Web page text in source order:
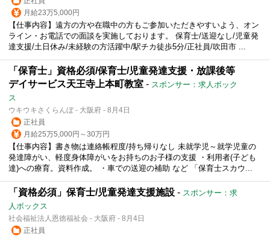
月給23万5,000円
【仕事内容】遠方の方や在職中の方もご参加いただきやすいよう、オン
ライン・お電話での面談を実施しております。 保育士/送迎なし/児童発
達支援/土日休み/未経験の方活躍中/駅チカ徒歩5分/正社員/吹田市 ...
「保育士」資格必須/保育士/児童発達支援・放課後等
デイサービス天王寺上本町教室 - スポンサー：求人ボック
ス
ウキウキさくらんぼ - 大阪府 - 8月4日
正社員
月給25万5,000円～30万円
【仕事内容】書き物は連絡帳程度/持ち帰りなし 未就学児～就学児童の
発達障がい、軽度身体障がいをお持ちのお子様の支援 ・利用者(子ども
達)への療育。資料作成。 ・車での送迎の補助 など 「保育士スカウ...
「資格必須」保育士/児童発達支援施設 - スポンサー：求
人ボックス
社会福祉法人恩徳福祉会 - 大阪府 - 8月4日
正社員